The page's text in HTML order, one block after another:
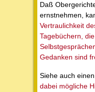
Daß
ernstnehmen,
Vertraulichkeit
Tagebüchern,
Gedanken sind
Siehe auch
dabei mögliche